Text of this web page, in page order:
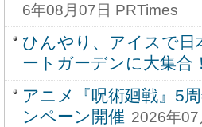
6年08月07日 PRTimes
ひんやり、アイスで日
ートガーデンに大集合！
アニメ『呪術廻戦』5
ンペーン開催 2026年